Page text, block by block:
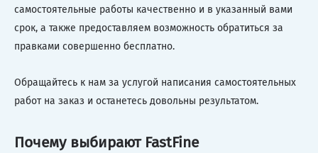
самостоятельные работы качественно и в указанный вами
срок, а также предоставляем возможность обратиться за
правками совершенно бесплатно.
Обращайтесь к нам за услугой написания самостоятельных
работ на заказ и останетесь довольны результатом.
Почему выбирают FastFine